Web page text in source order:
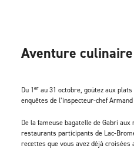
Aventure culinaire
Du 1er au 31 octobre, goûtez aux
enquêtes de l’inspecteur-chef Armand
De la fameuse bagatelle de Gabri
restaurants participants de Lac-
recettes que vous avez déjà croisées